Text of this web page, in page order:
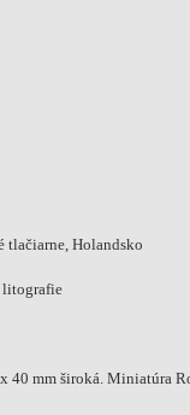
tlačiarne, Holandsko
litografie
40 mm široká. Miniatúra